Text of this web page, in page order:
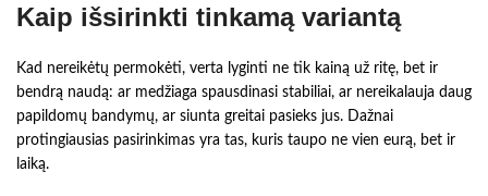
Kaip išsirinkti tinkamą variantą
Kad nereikėtų permokėti, verta lyginti ne tik kainą už ritę, bet ir
bendrą naudą: ar medžiaga spausdinasi stabiliai, ar nereikalauja daug
papildomų bandymų, ar siunta greitai pasieks jus. Dažnai
protingiausias pasirinkimas yra tas, kuris taupo ne vien eurą, bet ir
laiką.